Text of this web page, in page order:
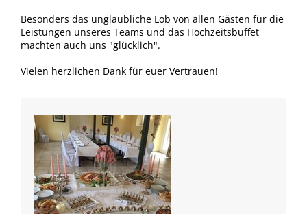
Besonders das unglaubliche Lob von allen Gästen für die
Leistungen unseres Teams und das Hochzeitsbuffet
machten auch uns "glücklich".
Vielen herzlichen Dank für euer Vertrauen!